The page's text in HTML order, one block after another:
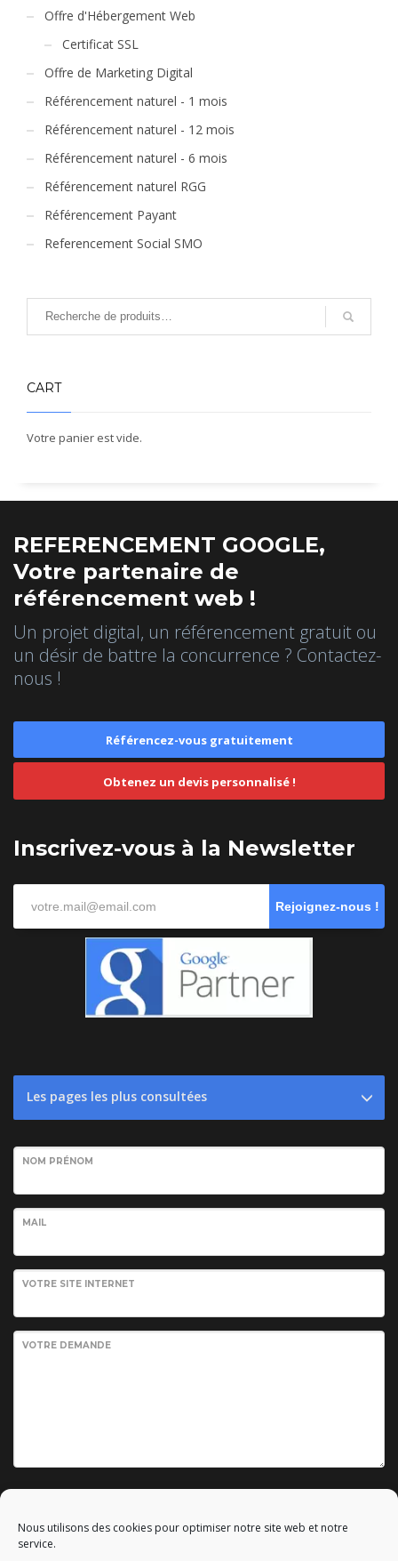
Nous utilisons des cookies pour optimiser notre site web et notre
service.
Offre d'Hébergement Web
Certificat SSL
Offre de Marketing Digital
Référencement naturel - 1 mois
Référencement naturel - 12 mois
Référencement naturel - 6 mois
Référencement naturel RGG
Référencement Payant
Referencement Social SMO
CART
Votre panier est vide.
REFERENCEMENT GOOGLE,
Votre partenaire de
référencement web !
Un projet digital, un référencement gratuit ou
un désir de battre la concurrence ? Contactez-
nous !
Référencez-vous gratuitement
Obtenez un devis personnalisé !
Inscrivez-vous à la Newsletter
Rejoignez-nous !
Les pages les plus consultées
NOM PRÉNOM
MAIL
VOTRE SITE INTERNET
VOTRE DEMANDE